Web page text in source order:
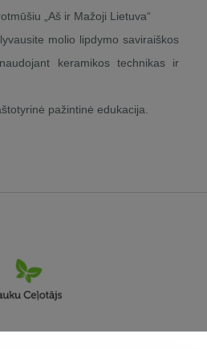
„Aš ir Mažoji Lietuva“
molio lipdymo saviraiškos
keramikos technikas ir
pažintinė edukacija.